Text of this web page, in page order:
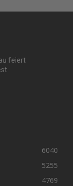
feiert
6040
5255
4769